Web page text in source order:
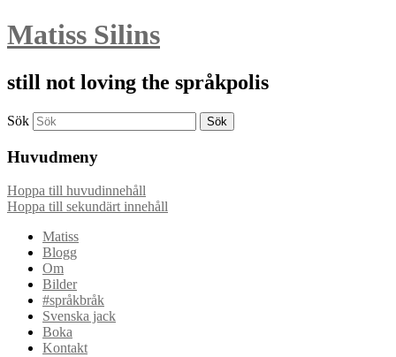
Matiss Silins
still not loving the språkpolis
Sök
Huvudmeny
Hoppa till huvudinnehåll
Hoppa till sekundärt innehåll
Matiss
Blogg
Om
Bilder
#språkbråk
Svenska jack
Boka
Kontakt